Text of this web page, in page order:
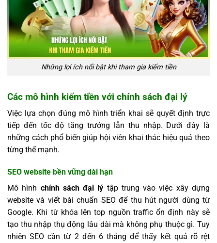
Những lợi ích nổi bật khi tham gia kiếm tiền
Các mô hình kiếm tiền với chính sách đại lý
Việc lựa chọn đúng mô hình triển khai sẽ quyết định trực
tiếp đến tốc độ tăng trưởng lẫn thu nhập. Dưới đây là
những cách phổ biến giúp hội viên khai thác hiệu quả theo
từng thế mạnh.
SEO website bền vững dài hạn
Mô hình chính sách đại lý tập trung vào việc xây dựng
website và viết bài chuẩn SEO để thu hút người dùng từ
Google. Khi từ khóa lên top nguồn traffic ổn định này sẽ
tạo thu nhập thụ động lâu dài mà không phụ thuộc gì. Tuy
nhiên SEO cần từ 2 đến 6 tháng để thấy kết quả rõ rệt